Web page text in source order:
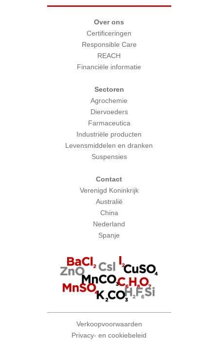
Over ons
Certificeringen
Responsible Care
REACH
Financiële informatie
Sectoren
Agrochemie
Diervoeders
Farmaceutica
Industriële producten
Levensmiddelen en dranken
Suspensies
Contact
Verenigd Koninkrijk
Australië
China
Nederland
Spanje
Verkoopvoorwaarden
Privacy- en cookiebeleid